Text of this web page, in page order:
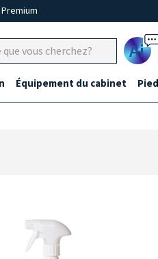
Ai
Équipement du cabinet